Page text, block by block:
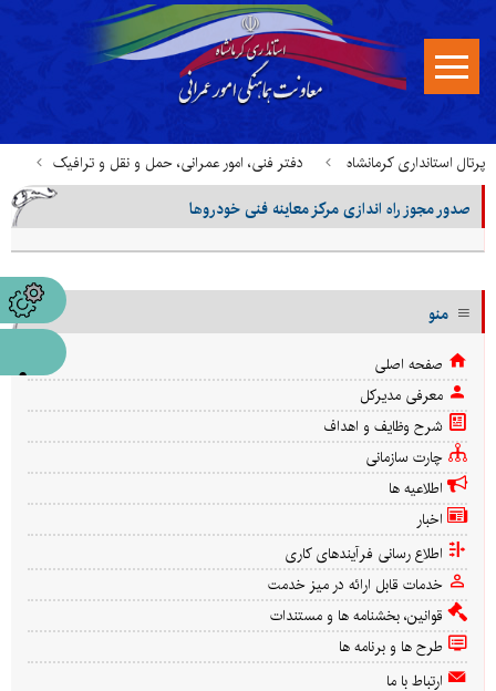
پرتال استانداری کرمانشاه دفتر فنی، امور عمرانی، حمل و نقل و ترافیک
خدمات قابل ارائه در میز خدمت
صدور مجوز راه اندازی مرکز معاینه فنی خودروها
منو
صفحه اصلی
معرفی مدیرکل
شرح وظایف و اهداف
چارت سازمانی
اطلاعیه ها
اخبار
اطلاع رسانی فرآیندهای کاری
خدمات قابل ارائه در میز خدمت
قوانین، بخشنامه ها و مستندات
طرح ها و برنامه ها
ارتباط با ما